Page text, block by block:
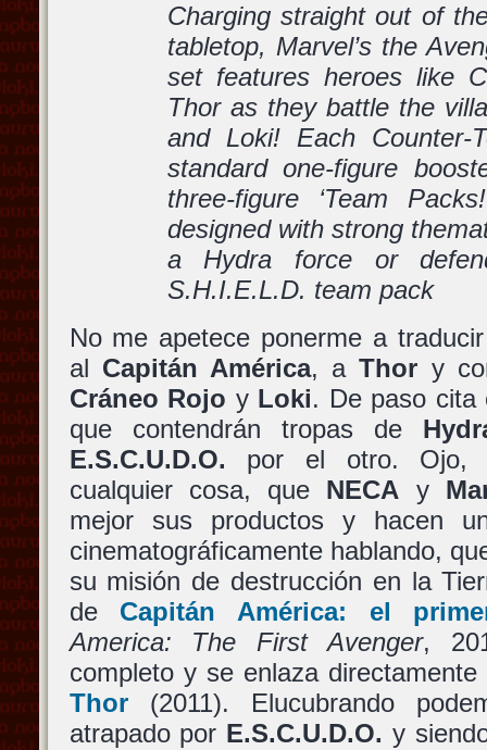
Charging straight out of
tabletop, Marvel’s the
set features heroes like
Thor as they battle the
and Loki! Each Counter-
standard one-figure
three-figure ‘Team
designed with strong
a Hydra force or
S.H.I.E.L.D. team pack
No me apetece ponerme a
al Capitán América, aThor y
Cráneo Rojo y Loki. De paso
que contendrán tropas de
E.S.C.U.D.O. por el otro. Ojo,
cualquier cosa, que NECA y
mejor sus productos y hacen
cinematográficamente hablando,
su misión de destrucción en la
de Capitán América: el
America: The First Avenger,
completo y se enlaza
Thor(2011). Elucubrando
atrapado por E.S.C.U.D.O. y